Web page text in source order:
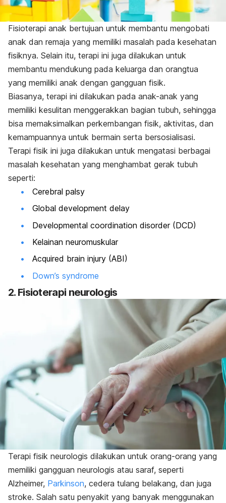
Fisioterapi anak bertujuan untuk membantu mengobati
anak dan remaja yang memiliki masalah pada kesehatan
fisiknya. Selain itu, terapi ini juga dilakukan untuk
membantu mendukung pada keluarga dan orangtua
yang memiliki anak dengan gangguan fisik.
Biasanya, terapi ini dilakukan pada anak-anak yang
memiliki kesulitan menggerakkan bagian tubuh, sehingga
bisa memaksimalkan perkembangan fisik, aktivitas, dan
kemampuannya untuk bermain serta bersosialisasi.
Terapi fisik ini juga dilakukan untuk mengatasi berbagai
masalah kesehatan yang menghambat gerak tubuh
seperti:
Cerebral palsy
Global development delay
Developmental coordination disorder(DCD)
Kelainan neuromuskular
Acquired brain injury (ABI)
Down’s syndrome
2. Fisioterapi neurologis
Terapi fisik neurologis dilakukan untuk orang-orang yang
memiliki gangguan neurologis atau saraf, seperti
Alzheimer, Parkinson, cedera tulang belakang, dan juga
stroke. Salah satu penyakit yang banyak menggunakan